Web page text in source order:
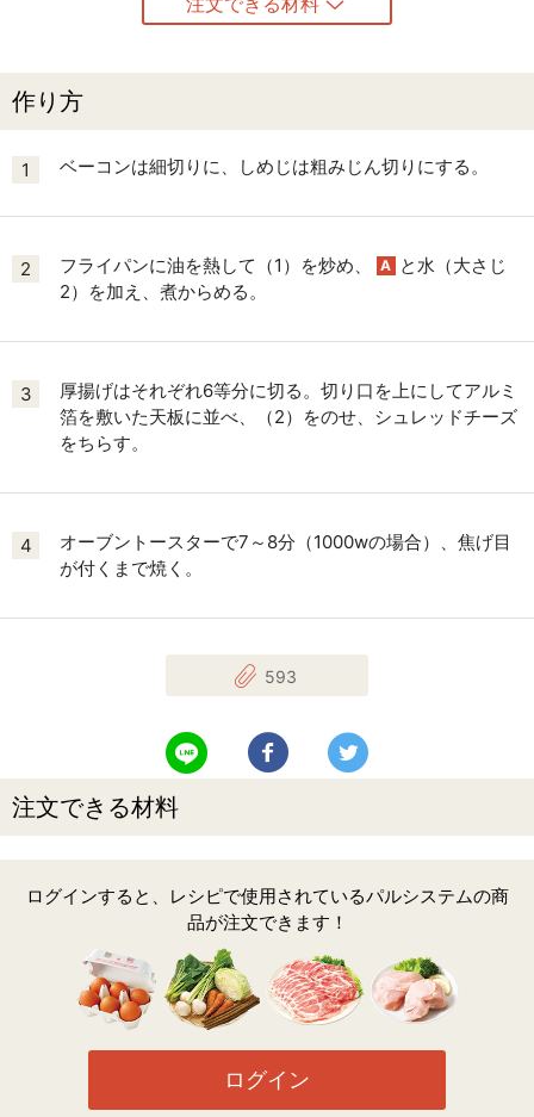
作り方
1 ベーコンは細切りに、しめじは粗みじん切りにする。
2 フライパンに油を熱して（1）を炒め、 A と水（大さじ
2）を加え、煮からめる。
3
厚揚げはそれぞれ6等分に切る。切り口を上にしてアルミ
箔を敷いた天板に並べ、（2）をのせ、シュレッドチーズ
をちらす。
4
オーブントースターで7～8分（1000wの場合）、焦げ目
が付くまで焼く。
593
LINEで送る Facebookでシェアする
注文できる材料
ログインすると、レシピで使用されているパルシステムの商
品が注文できます！
ログイン